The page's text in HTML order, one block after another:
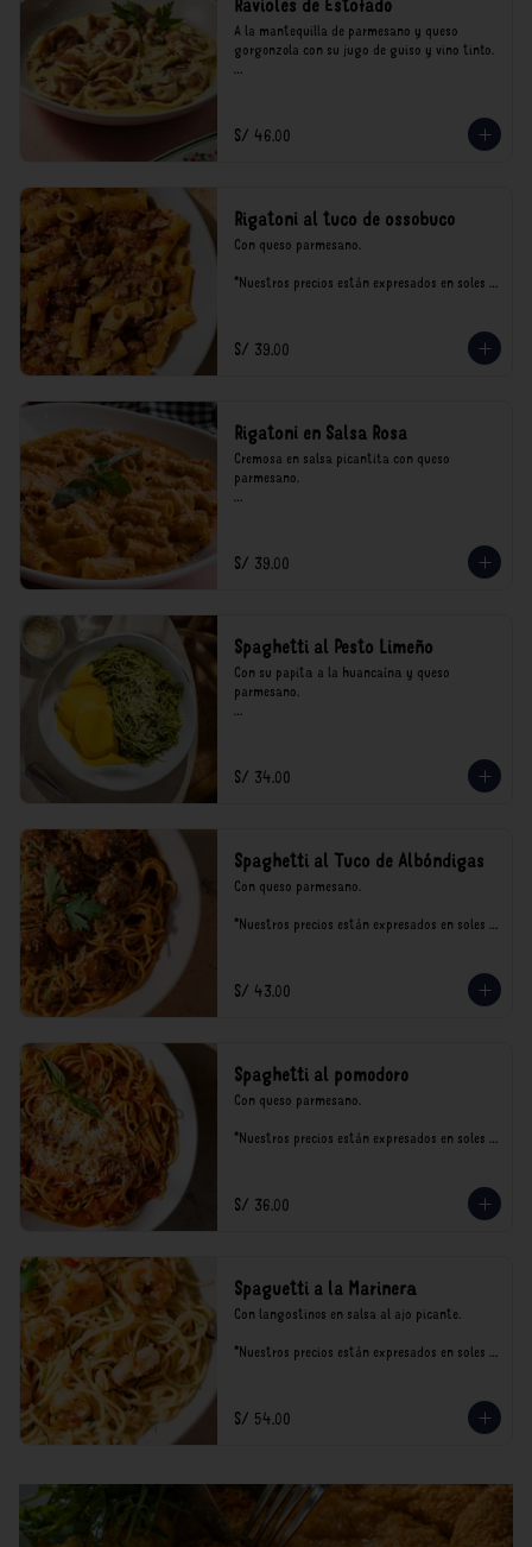
A la mantequilla de parmesano y queso
gorgonzola con su jugo de guiso y vino tinto.
consumo.
S/ 46.00
Rigatoni al tuco de ossobuco
Con queso parmesano.
*Nuestros precios están expresados en soles e
S/ 39.00
Rigatoni en Salsa Rosa
Cremosa en salsa picantita con queso
parmesano.
consumo.
S/ 39.00
Spaghetti al Pesto Limeño
Con su papita a la huancaína y queso
parmesano.
consumo.
S/ 34.00
Spaghetti al Tuco de Albóndigas
Con queso parmesano.
*Nuestros precios están expresados en soles e
S/ 43.00
Spaghetti al pomodoro
Con queso parmesano.
*Nuestros precios están expresados en soles e
S/ 36.00
Spaguetti a la Marinera
Con langostinos en salsa al ajo picante.
*Nuestros precios están expresados en soles e
S/ 54.00